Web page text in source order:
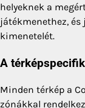
helyeknek a
játékmenethez, és
kimenetelét.
A
Minden térkép a
zónákkal